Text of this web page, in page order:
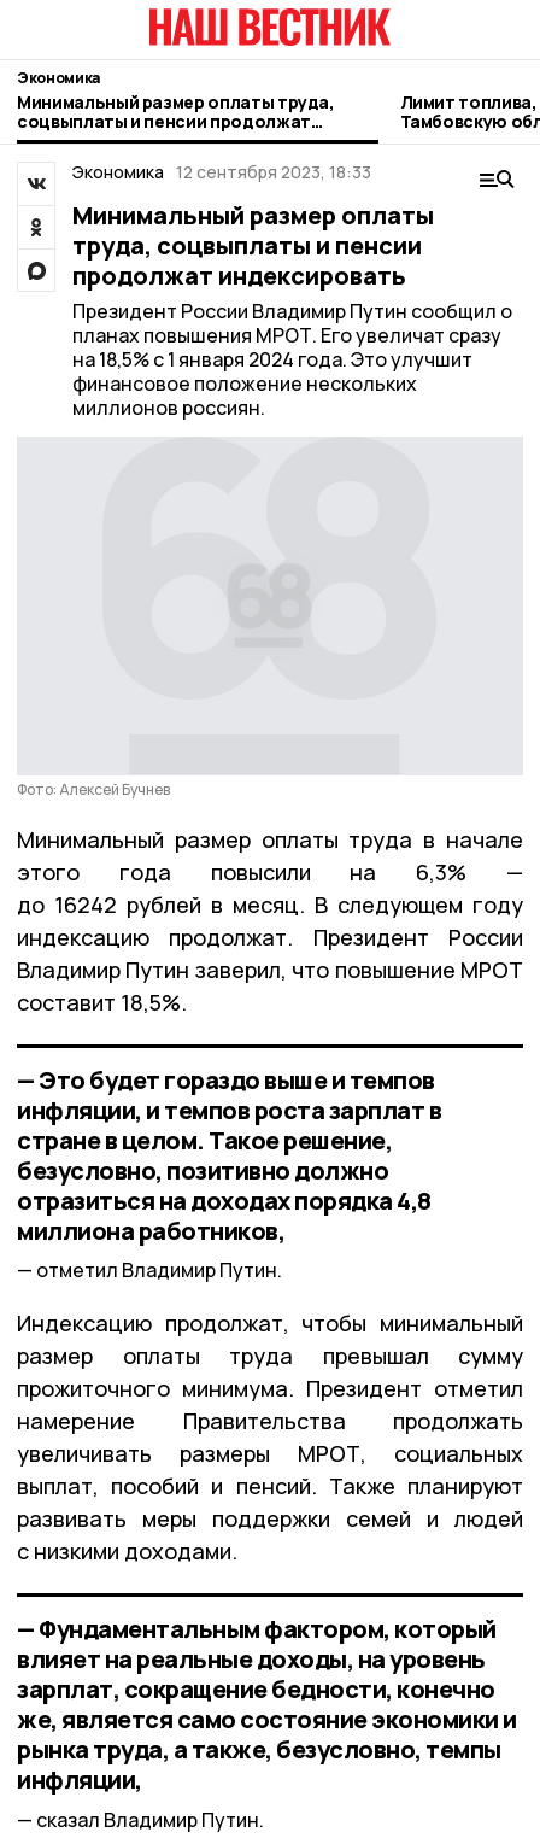
Экономика
Минимальный размер оплаты труда,
соцвыплаты и пенсии продолжат
индексировать
Лимит
Тамбовскую
Экономика 12 сентября 2023, 18:33
Минимальный размер оплаты
труда, соцвыплаты и пенсии
продолжат индексировать
Президент России Владимир Путин сообщил о
планах повышения МРОТ. Его увеличат сразу
на 18,5% с 1 января 2024 года. Это улучшит
финансовое положение нескольких
миллионов россиян.
Фото: Алексей Бучнев
Минимальный размер оплаты труда в начале
этого года повысили на 6,3% —
до 16242 рублей в месяц. В следующем году
индексацию продолжат. Президент России
Владимир Путин заверил, что повышение МРОТ
составит 18,5%.
— Это будет гораздо выше и темпов
инфляции, и темпов роста зарплат в
стране в целом. Такое решение,
безусловно, позитивно должно
отразиться на доходах порядка 4,8
миллиона работников,
отметил Владимир Путин.
Индексацию продолжат, чтобы минимальный
размер оплаты труда превышал сумму
прожиточного минимума. Президент отметил
намерение Правительства продолжать
увеличивать размеры МРОТ, социальных
выплат, пособий и пенсий. Также планируют
развивать меры поддержки семей и людей
с низкими доходами.
— Фундаментальным фактором, который
влияет на реальные доходы, на уровень
зарплат, сокращение бедности, конечно
же, является само состояние экономики и
рынка труда, а также, безусловно, темпы
инфляции,
сказал Владимир Путин.